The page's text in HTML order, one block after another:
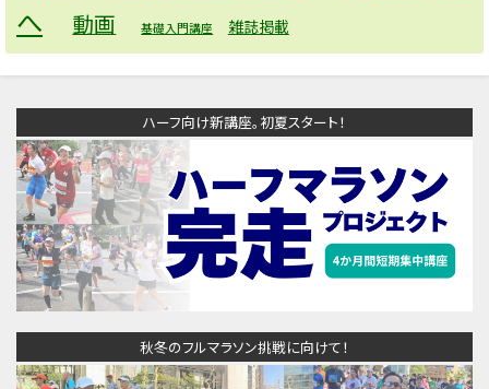
へ
動画 基礎入門講座 雑誌掲載
ハーフ向け新講座。初夏スタート！
秋冬のフルマラソン挑戦に向けて！